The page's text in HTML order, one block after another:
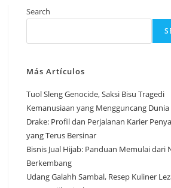
Search
Más Artículos
Tuol Sleng Genocide, Saksi Bisu Tragedi
Kemanusiaan yang Mengguncang Dunia
Drake: Profil dan Perjalanan Karier
yang Terus Bersinar
Bisnis Jual Hijab: Panduan Memulai dari
Berkembang
Udang Galahh Sambal, Resep Kuliner